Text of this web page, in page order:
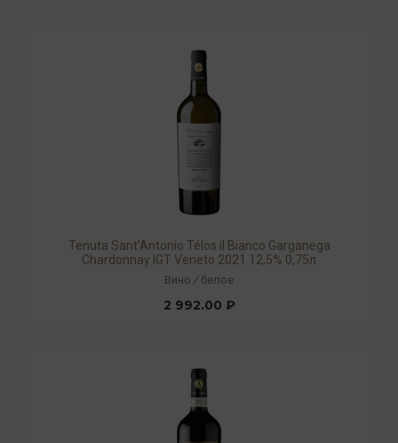
Tenuta Sant'Antonio Télos il Bianco Garganega
Chardonnay IGT Veneto 2021 12,5% 0,75л
Вино / белое
2 992.00 ₽